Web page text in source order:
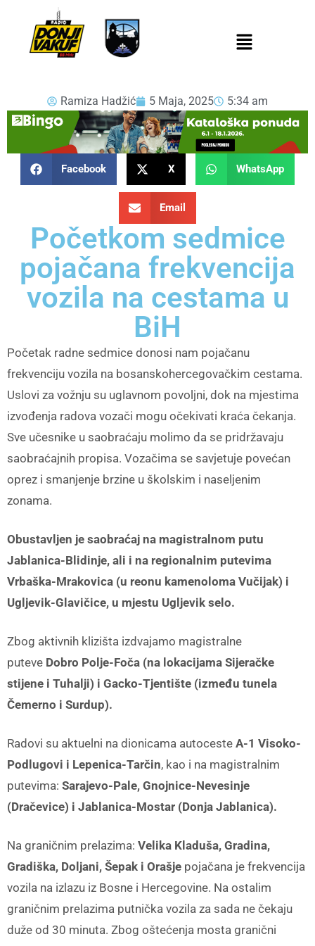
Ramiza Hadžić 5 Maja, 2025 5:34 am
Facebook X WhatsApp
Email
Početkom sedmice
pojačana frekvencija
vozila na cestama u
BiH
Početak radne sedmice donosi nam pojačanu
frekvenciju vozila na bosanskohercegovačkim cestama.
Uslovi za vožnju su uglavnom povoljni, dok na mjestima
izvođenja radova vozači mogu očekivati kraća čekanja.
Sve učesnike u saobraćaju molimo da se pridržavaju
saobraćajnih propisa. Vozačima se savjetuje povećan
oprez i smanjenje brzine u školskim i naseljenim
zonama.
Obustavljen je saobraćaj na magistralnom putu
Jablanica-Blidinje, ali i na regionalnim putevima
Vrbaška-Mrakovica (u reonu kamenoloma Vučijak) i
Ugljevik-Glavičice, u mjestu Ugljevik selo.
Zbog aktivnih klizišta izdvajamo magistralne
puteve Dobro Polje-Foča (na lokacijama Sijeračke
stijene i Tuhalji) i Gacko-Tjentište (između tunela
Čemerno i Surdup).
Radovi su aktuelni na dionicama autoceste A-1 Visoko-
Podlugovi i Lepenica-Tarčin, kao i na magistralnim
putevima: Sarajevo-Pale, Gnojnice-Nevesinje
(Dračevice) i Jablanica-Mostar (Donja Jablanica).
Na graničnim prelazima: Velika Kladuša, Gradina,
Gradiška, Doljani, Šepak i Orašje pojačana je frekvencija
vozila na izlazu iz Bosne i Hercegovine. Na ostalim
graničnim prelazima putnička vozila za sada ne čekaju
duže od 30 minuta. Zbog oštećenja mosta granični